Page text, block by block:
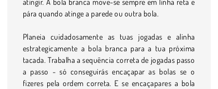
pára quando atinge a parede ou outra bola.
Planeia cuidadosamente as tuas jogadas e alinha
estrategicamente a bola branca para a tua próxima
tacada. Trabalha a sequência correta de jogadas passo
a passo - só conseguirás encaçapar as bolas se o
fizeres pela ordem correta. E se encaçapares a bola